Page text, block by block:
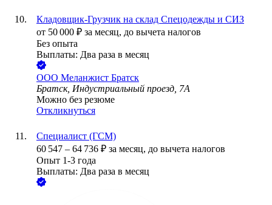
Кладовщик-Грузчик на склад Спецодежды и СИЗ
от 50 000 ₽ за месяц, до вычета налогов
Без опыта
Выплаты: Два раза в месяц
ООО Меланжист Братск
Братск, Индустриальный проезд, 7А
Можно без резюме
Откликнуться
Специалист (ГСМ)
60 547 – 64 736 ₽ за месяц, до вычета налогов
Опыт 1-3 года
Выплаты: Два раза в месяц